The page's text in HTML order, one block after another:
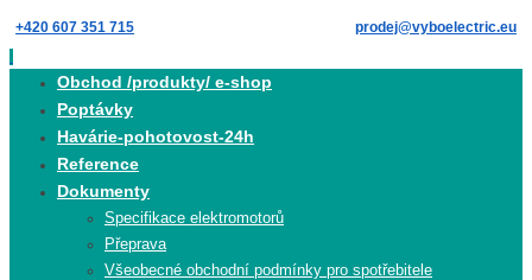
Skip
to
content
+420 607 351 715 prodej@vyboelectric.eu
Obchod /produkty/ e-shop
Poptávky
Havárie-pohotovost-24h
Reference
Dokumenty
Specifikace elektromotorů
Přeprava
Všeobecné obchodní podmínky pro spotřebitele